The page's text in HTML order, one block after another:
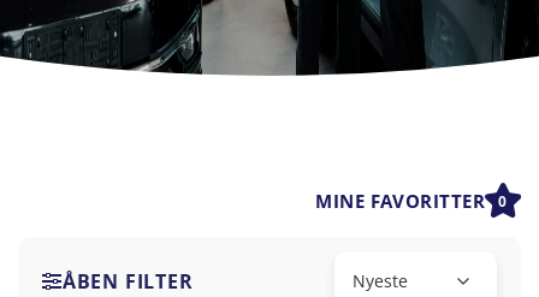
MINE FAVORITTER 0
ÅBEN FILTER